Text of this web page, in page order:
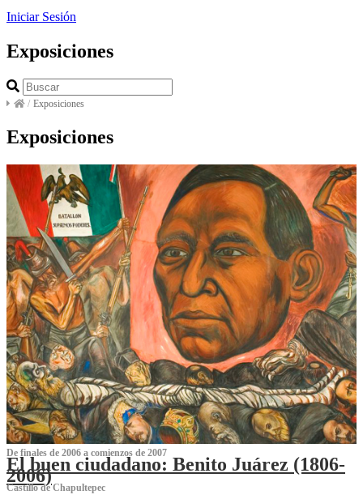
Iniciar Sesión
Exposiciones
/ Exposiciones
Exposiciones
De finales de 2006 a comienzos de 2007
El buen ciudadano: Benito Juárez (1806-
2006)
Castillo de Chapultepec